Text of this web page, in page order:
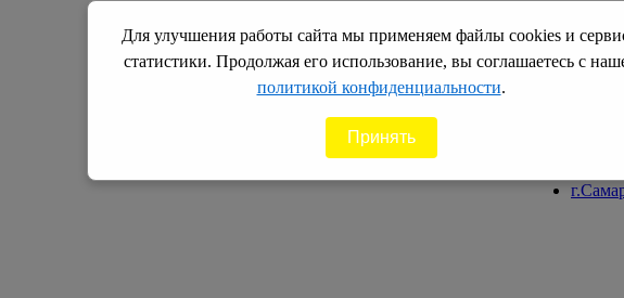
ПН-ПТ: c 8
СБ: с 9 до
Наши
Для улучшения работы сайта мы применяем файлы cookies и
статистики. Продолжая его использование, вы соглашаетесь с
политикой конфиденциальности.
Принять